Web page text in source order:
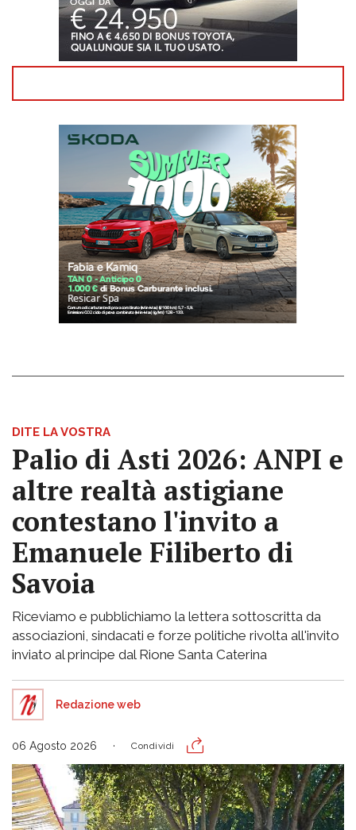
DITE LA VOSTRA
Palio di Asti 2026: ANPI e
altre realtà astigiane
contestano l'invito a
Emanuele Filiberto di
Savoia
Riceviamo e pubblichiamo la lettera sottoscritta da
associazioni, sindacati e forze politiche rivolta all'invito
inviato al principe dal Rione Santa Caterina
Redazione web
06 Agosto 2026 Condividi